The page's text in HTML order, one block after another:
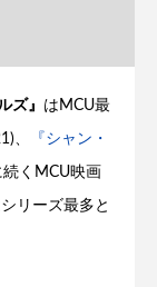
ズ』 はMCU最
、 『シャン・
くMCU映画
リーズ最多と